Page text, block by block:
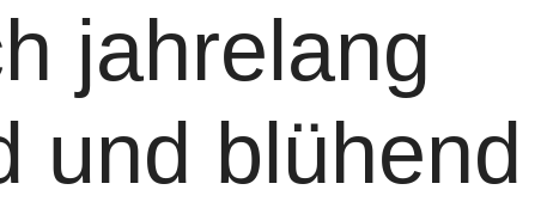
jahrelang
und blühend